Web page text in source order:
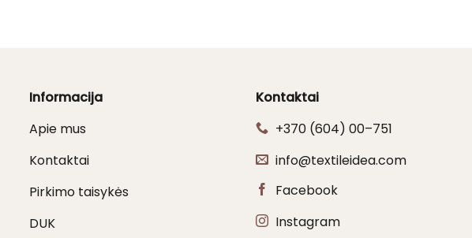
Informacija
Apie mus
Kontaktai
Pirkimo taisykės
DUK
Kontaktai
+370 (604) 00–751
info@textileidea.com
Facebook
Instagram